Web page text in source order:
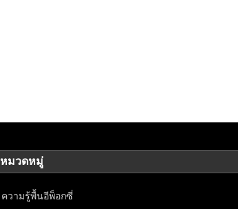
หมวดหมู่
ความรู้พื้นอีพ็อกซี่